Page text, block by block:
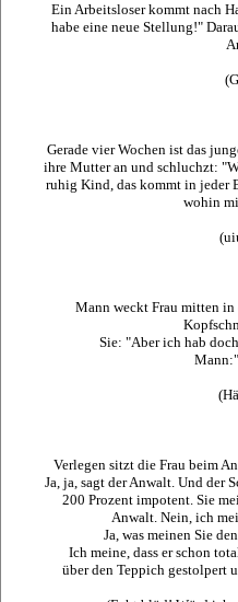
Ein Arbeitsloser kommt nach
habe eine neue Stellung!"
Gerade vier Wochen ist das
ihre Mutter an und schluchzt:
ruhig Kind, das kommt in jeder
wohin
Mann weckt Frau mitten in
Sie: "Aber ich hab
Verlegen sitzt die Frau beim
Ja, ja, sagt der Anwalt. Und der
200 Prozent impotent. Sie
Anwalt. Nein, ich
Ja, was meinen Sie
Ich meine, dass er schon
über den Teppich gestolpert